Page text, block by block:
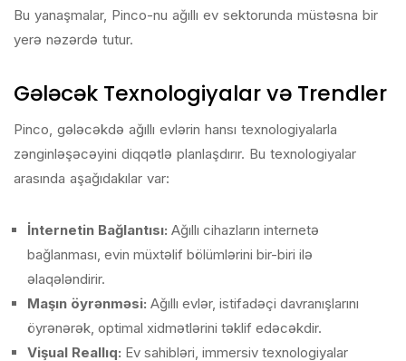
Bu yanaşmalar, Pinco-nu ağıllı ev sektorunda müstəsna bir
yerə nəzərdə tutur.
Gələcək Texnologiyalar və Trendler
Pinco, gələcəkdə ağıllı evlərin hansı texnologiyalarla
zənginləşəcəyini diqqətlə planlaşdırır. Bu texnologiyalar
arasında aşağıdakılar var:
İnternetin Bağlantısı: Ağıllı cihazların internetə
bağlanması, evin müxtəlif bölümlərini bir-biri ilə
əlaqələndirir.
Maşın öyrənməsi: Ağıllı evlər, istifadəçi davranışlarını
öyrənərək, optimal xidmətlərini təklif edəcəkdir.
Vişual Reallıq: Ev sahibləri, immersiv texnologiyalar